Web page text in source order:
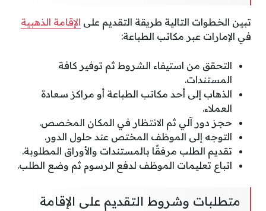
تبين الخطوات التالية طريقة التقديم على الإقامة الذهبية
في الإمارات عبر مكاتب الطباعة:
التحقق من استيفاء الشروط ثم توفير كافة
المستندات.
الذهاب إلى أحد مكاتب الطباعة أو مراكز سعادة
العملاء.
حجز دور آلي ثم الانتظار في المكان المخصص.
التوجه إلى الموظف المختص عند حلول الدور.
تقديم الطلب مرفقًا بالمستندات والأوراق المطلوبة.
اتباع تعليمات الموظف لدفع الرسوم ثم وضع الطلب.
متطلبات وشروط التقديم على الإقامة